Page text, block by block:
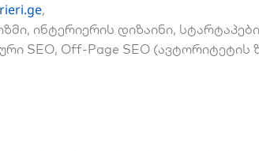
,
ინტერიერის დიზაინი,
SEO, Off-Page SEO (ავტორიტეტის